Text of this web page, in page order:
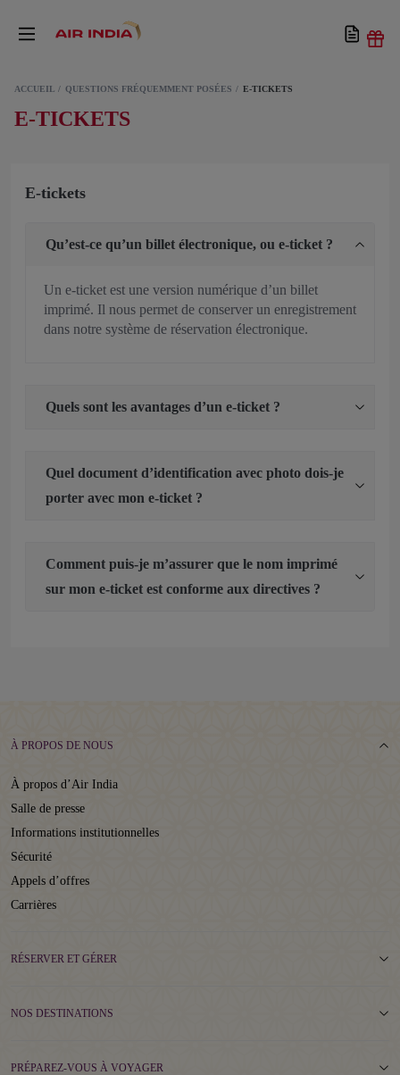
ACCUEIL QUESTIONS FRÉQUEMMENT POSÉES E-TICKETS
E-TICKETS
E-tickets
Qu’est-ce qu’un billet électronique, ou e-ticket ?
Un e-ticket est une version numérique d’un billet
imprimé. Il nous permet de conserver un enregistrement
dans notre système de réservation électronique.
Quels sont les avantages d’un e-ticket ?
Quel document d’identification avec photo dois-je
porter avec mon e-ticket ?
Comment puis-je m’assurer que le nom imprimé
sur mon e-ticket est conforme aux directives ?
À PROPOS DE NOUS
À propos d’Air India
Salle de presse
Informations institutionnelles
Sécurité
Appels d’offres
Carrières
RÉSERVER ET GÉRER
NOS DESTINATIONS
PRÉPAREZ-VOUS À VOYAGER